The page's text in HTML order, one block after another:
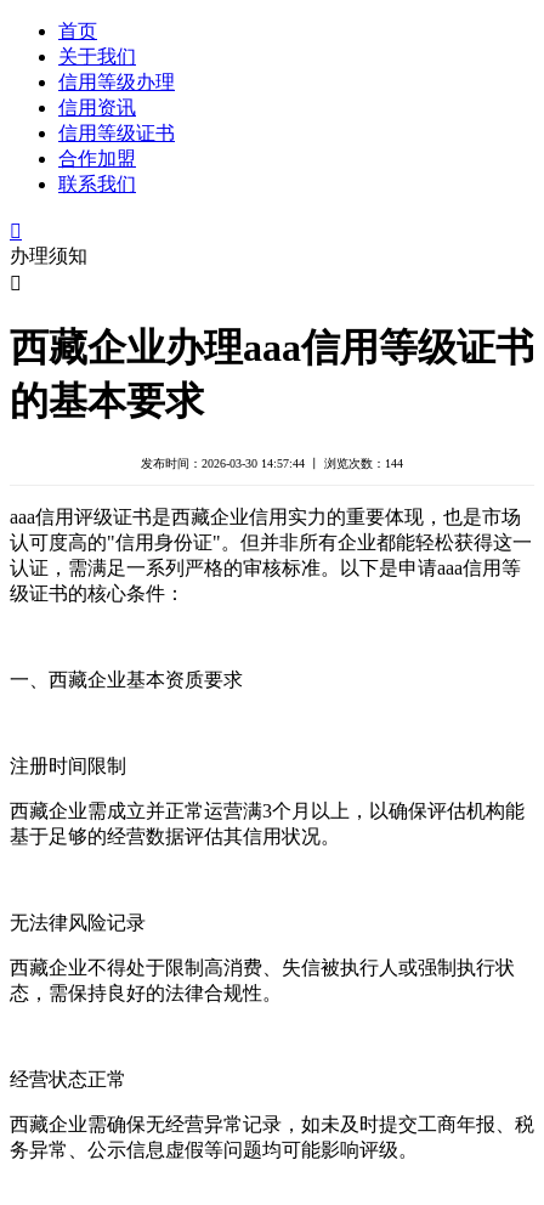
首页
关于我们
信用等级办理
信用资讯
信用等级证书
合作加盟
联系我们

办理须知

西藏企业办理aaa信用等级证书
的基本要求
发布时间：2026-03-30 14:57:44 丨 浏览次数： 144
aaa信用评级证书是西藏企业信用实力的重要体现，也是市场
认可度高的"信用身份证"。但并非所有企业都能轻松获得这一
认证，需满足一系列严格的审核标准。以下是申请aaa信用等
级证书的核心条件：
一、西藏企业基本资质要求
注册时间限制
西藏企业需成立并正常运营满3个月以上，以确保评估机构能
基于足够的经营数据评估其信用状况。
无法律风险记录
西藏企业不得处于限制高消费、失信被执行人或强制执行状
态，需保持良好的法律合规性。
经营状态正常
西藏企业需确保无经营异常记录，如未及时提交工商年报、税
务异常、公示信息虚假等问题均可能影响评级。